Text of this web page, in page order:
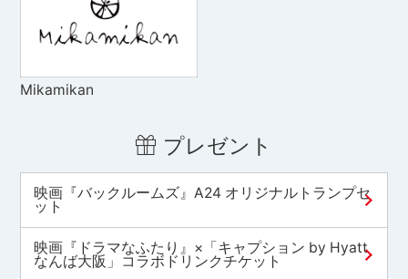
Mikamikan
プレゼント
映画『バックルームズ』A24 オリジナルトランプセ
ット
映画『ドラマなふたり』×「キャプション by Hyatt
なんば大阪」コラボドリンクチケット